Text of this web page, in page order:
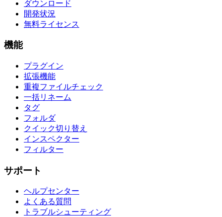
ダウンロード
開発状況
無料ライセンス
機能
プラグイン
拡張機能
重複ファイルチェック
一括リネーム
タグ
フォルダ
クイック切り替え
インスペクター
フィルター
サポート
ヘルプセンター
よくある質問
トラブルシューティング